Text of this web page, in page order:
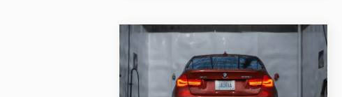
préparer correctement ta voiture avant
la pose d’un film PPF, que tu optes pour
un rendu brillant, mat ou une protection
spécifique comme les phares.